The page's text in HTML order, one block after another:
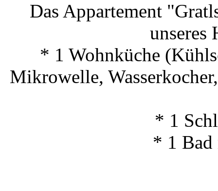
Das Appartement
unseres
* 1 Wohnküche
Mikrowelle,
* 1
* 1 Bad